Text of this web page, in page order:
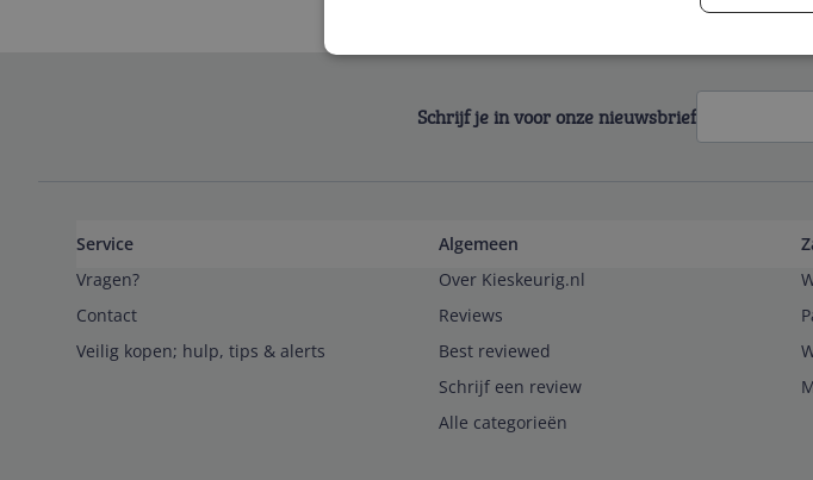
Schrijf je in voor onze nieuwsbrief
Service
Vragen?
Contact
Veilig kopen; hulp, tips & alerts
Algemeen
Over Kieskeurig.nl
Reviews
Best reviewed
Schrijf een review
Alle categorieën